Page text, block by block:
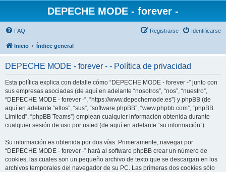
DEPECHE MODE - forever -
FAQ Identificarse
Registrarse
Inicio Índice general
DEPECHE MODE - forever - - Política de privacidad
Esta política explica con detalle cómo “DEPECHE MODE - forever -” junto con
sus empresas asociadas (de aquí en adelante “nosotros”, “nos”, “nuestro”,
“DEPECHE MODE - forever -”, “https://www.depechemode.es”) y phpBB (de
aquí en adelante “ellos”, “sus”, “software phpBB”, “www.phpbb.com”, “phpBB
Limited”, “phpBB Teams”) emplean cualquier información obtenida durante
cualquier sesión de uso por usted (de aquí en adelante “su información”).
Su información es obtenida por dos vías. Primeramente, navegar por
“DEPECHE MODE - forever -” hará al software phpBB crear un número de
cookies, las cuales son un pequeño archivo de texto que se descargan en los
archivos temporales del navegador de su PC. Las primeras dos cookies sólo